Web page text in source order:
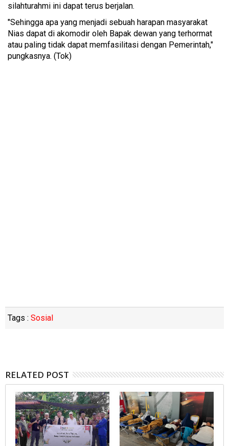
silahturahmi ini dapat terus berjalan.
"Sehingga apa yang menjadi sebuah harapan masyarakat
Nias dapat di akomodir oleh Bapak dewan yang terhormat
atau paling tidak dapat memfasilitasi dengan Pemerintah,"
pungkasnya. (Tok)
Tags : Sosial
RELATED POST